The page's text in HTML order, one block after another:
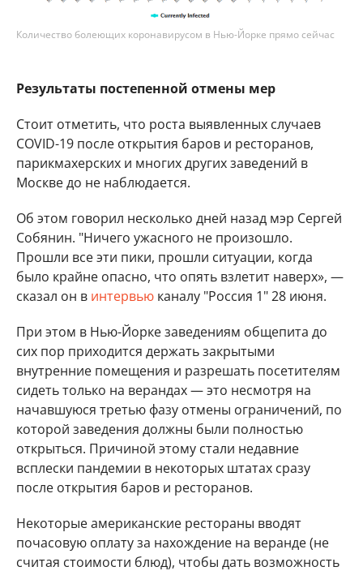
Количество болеющих коронавирусом в Нью-Йорке прямо сейчас
Результаты постепенной отмены мер
Стоит отметить, что роста выявленных случаев
COVID-19 после открытия баров и ресторанов,
парикмахерских и многих других заведений в
Москве до не наблюдается.
Об этом говорил несколько дней назад мэр Сергей
Собянин. "Ничего ужасного не произошло.
Прошли все эти пики, прошли ситуации, когда
было крайне опасно, что опять взлетит наверх», —
сказал он в интервью каналу "Россия 1" 28 июня.
При этом в Нью-Йорке заведениям общепита до
сих пор приходится держать закрытыми
внутренние помещения и разрешать посетителям
сидеть только на верандах — это несмотря на
начавшуюся третью фазу отмены ограничений, по
которой заведения должны были полностью
открыться. Причиной этому стали недавние
всплески пандемии в некоторых штатах сразу
после открытия баров и ресторанов.
Некоторые американские рестораны вводят
почасовую оплату за нахождение на веранде (не
считая стоимости блюд), чтобы дать возможность